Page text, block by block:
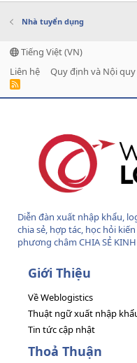
Nhà tuyển dụng
Tiếng Việt (VN)
Liên hệ
Quy định và Nội quy
R
Diễn đàn xuất nhập khẩu,
chia sẻ, hợp tác, học hỏi
phương châm CHIA SẺ
Giới Thiệu
Về Weblogistics
Thuật ngữ xuất nhập
Tin tức cập nhật
Thoả Thuận